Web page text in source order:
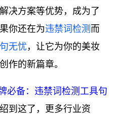
决方案等优势，成为了
你还在为违禁词检测 而
句无忧 ，让它为你的美妆
作的新篇章。
必备：违禁词检测工具句
到这了，更多行业资